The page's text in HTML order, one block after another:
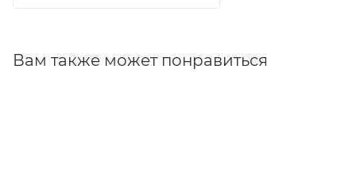
Вам также может понравиться